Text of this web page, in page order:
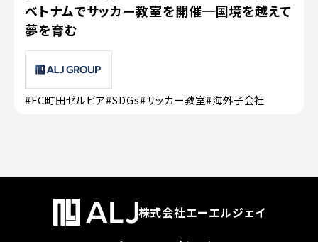
ベトナムでサッカー教室を開催─国境を越えて
夢を育む
#FC町田ゼルビア#SDGs#サッカー教室#海外子会社
株式会社エーエルジェイ